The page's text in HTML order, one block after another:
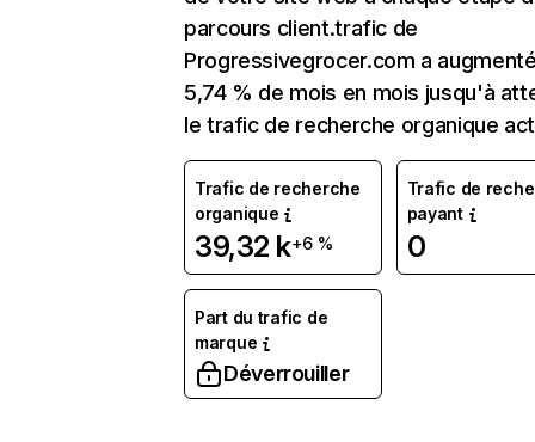
parcours client.trafic de
Progressivegrocer.com a
5,74 % de mois en mois jusqu'à
le trafic de recherche organique
Trafic de recherche
organique
39,32 k+6 %
Trafic de
payant
0
Part du trafic de
marque
Déverrouiller